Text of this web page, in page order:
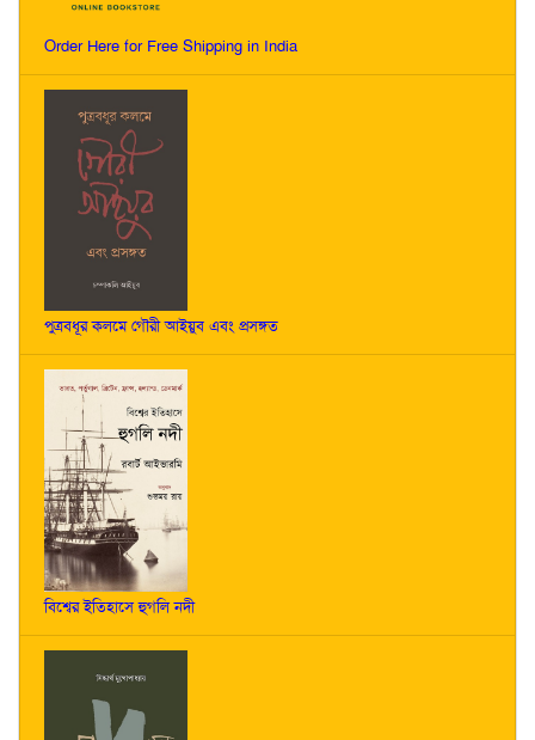
Order Here for Free Shipping in India
পুত্রবধূর কলমে গৌরী আইয়ুব এবং প্রসঙ্গত
বিশ্বের ইতিহাসে হুগলি নদী